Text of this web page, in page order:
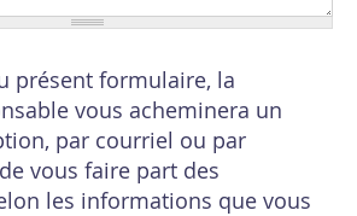
présent formulaire, la
vous acheminera un
par courriel ou par
vous faire part des
les informations que vous